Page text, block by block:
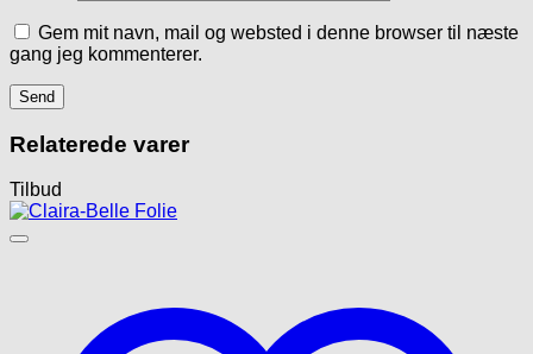
Gem mit navn, mail og websted i denne browser til næste
gang jeg kommenterer.
Relaterede varer
Tilbud